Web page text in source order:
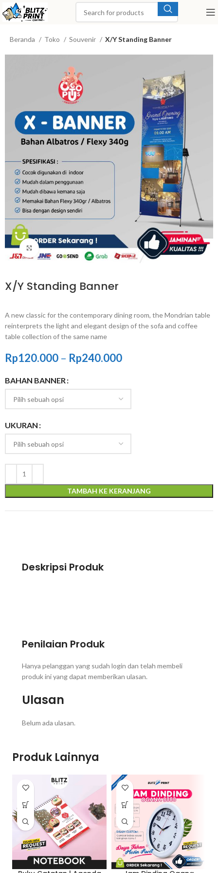
Beranda Toko Souvenir X/Y Standing Banner
Click to enlarge
X/Y Standing Banner
A new classic for the contemporary dining room, the Mondrian table
reinterprets the light and elegant design of the sofa and coffee
table collection of the same name
Rp120.000 – Rp240.000
BAHAN BANNER
UKURAN
TAMBAH KE KERANJANG
Deskripsi Produk
Penilaian Produk
Ulasan
Belum ada ulasan.
Hanya pelanggan yang sudah login dan telah membeli
produk ini yang dapat memberikan ulasan.
Produk Lainnya